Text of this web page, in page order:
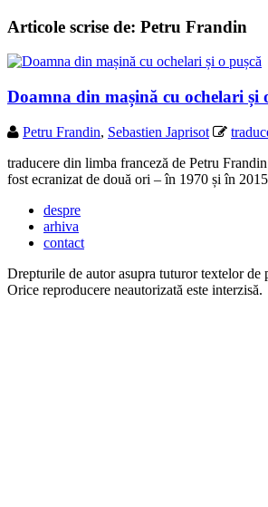
Articole scrise de: Petru Frandin
Doamna din mașină cu ochelari și
Petru Frandin, Sebastien Japrisot
traducere din limba franceză de Petru
fost ecranizat de două ori – în 1970 și în
despre
arhiva
contact
Drepturile de autor asupra tuturor textelor de
Orice reproducere neautorizată este interzisă.